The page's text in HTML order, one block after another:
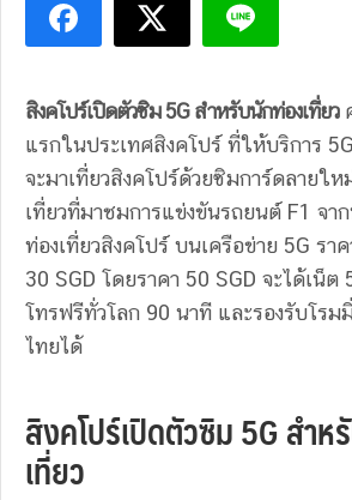
สิงคโปร์เปิดตัวซิม 5G สำหรับนักท่องเที่ยว
แรกในประเทศสิงคโปร์ ที่ให้บริการ
จะมาเที่ยวสิงคโปร์ด้วยซิมการ์ดลายใ
เที่ยวที่มาชมการแข่งขันรถยนต์ F1 จา
ท่องเที่ยวสิงคโปร์ บนเครือข่าย 5G รา
30 SGD โดยราคา 50 SGD จะได้เน็
โทรฟรีทั่วโลก 90 นาที และรองรับโรม
ไทยได้
สิงคโปร์เปิดตัวซิม 5G สำ
เที่ยว